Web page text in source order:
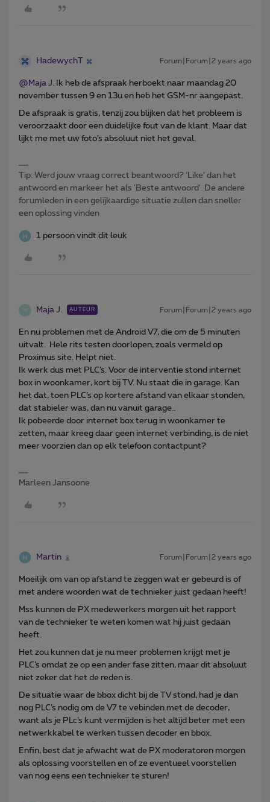
HadewychT Forum|Forum|2 years ago
@Maja J. Ik heb de afspraak herboekt naar maandag 20
november tussen 9 en 13u en heb het GSM-nr aangepast.
De afspraak is gratis, tenzij zou blijken dat het probleem is
veroorzaakt door een duidelijke fout van de klant. Maar dat
lijkt me met uw foto’s absoluut niet het geval.
Tip: Werd jouw vraag correct beantwoord? ‘Like’ dan het
antwoord en markeer het als 'Beste antwoord'. De andere
forumleden in een gelijkaardige situatie zullen dan sneller
een oplossing vinden
1 persoon vindt dit leuk
M Maja J. AUTEUR Forum|Forum|2 years ago
En nu problemen met de Android V7, die om de 5 minuten
uitvalt. Hele rits testen doorlopen, zoals vermeld op
Proximus site. Helpt niet.
Ik werk dus met PLC’s. Voor de interventie stond internet
box in woonkamer, kort bij TV. Nu staat die in garage. Kan
het dat, toen PLC’s op kortere afstand van elkaar stonden,
dat stabieler was, dan nu vanuit garage..
Ik pobeerde door internet box terug in woonkamer te
zetten, maar kreeg daar geen internet verbinding, is de niet
meer voorzien dan op elk telefoon contactpunt?
Marleen Jansoone
Martin Forum|Forum|2 years ago
Moeilijk om van op afstand te zeggen wat er gebeurd is of
met andere woorden wat de technieker juist gedaan heeft!
Mss kunnen de PX medewerkers morgen uit het rapport
van de technieker te weten komen wat hij juist gedaan
heeft.
Het zou kunnen dat je nu meer problemen krijgt met je
PLC’s omdat ze op een ander fase zitten, maar dit absoluut
niet zeker dat het de reden is.
De situatie waar de bbox dicht bij de TV stond, had je dan
nog PLC’s nodig om de V7 te vebinden met de decoder,
want als je PLc’s kunt vermijden is het altijd beter met een
netwerkkabel te werken tussen decoder en bbox.
Enfin, best dat je afwacht wat de PX moderatoren morgen
als oplossing voorstellen en of ze eventueel voorstellen
van nog eens een technieker te sturen!